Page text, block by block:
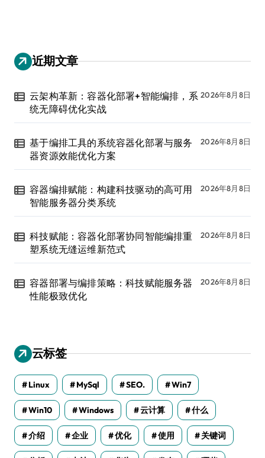
近期文章
云架构革新：容器化部署+智能编排，系
统无障碍优化实战
2026年8月8日
基于编排工具的系统容器化部署与服务
器资源效能优化方案
2026年8月8日
容器编排赋能：构建科技驱动的高可用
智能服务器分类系统
2026年8月8日
科技赋能：容器化部署协同智能编排重
塑系统无缝运维新范式
2026年8月8日
容器部署与编排策略：科技赋能服务器
性能极致优化
2026年8月8日
云标签
Linux MySql SEO. Win7
Win10 Windows 云计算 什么
介绍 企业 优化 使用 关键词